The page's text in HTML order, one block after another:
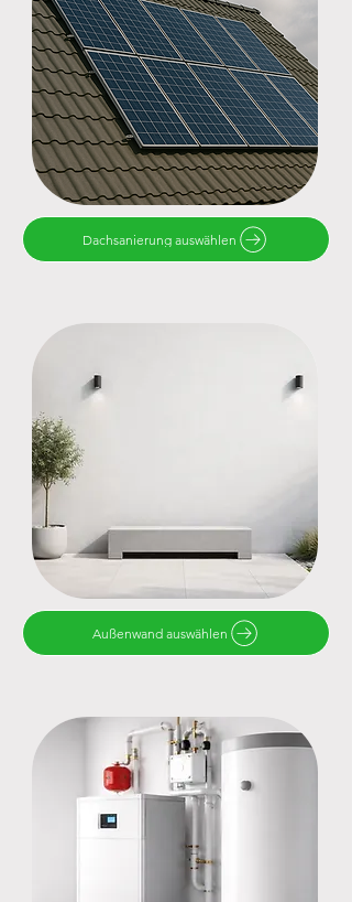
Dachsanierung auswählen
Außenwand auswählen